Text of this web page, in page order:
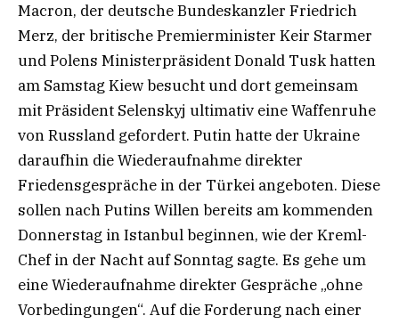
Macron, der deutsche Bundeskanzler Friedrich
Merz, der britische Premierminister Keir Starmer
und Polens Ministerpräsident Donald Tusk hatten
am Samstag Kiew besucht und dort gemeinsam
mit Präsident Selenskyj ultimativ eine Waffenruhe
von Russland gefordert. Putin hatte der Ukraine
daraufhin die Wiederaufnahme direkter
Friedensgespräche in der Türkei angeboten. Diese
sollen nach Putins Willen bereits am kommenden
Donnerstag in Istanbul beginnen, wie der Kreml-
Chef in der Nacht auf Sonntag sagte. Es gehe um
eine Wiederaufnahme direkter Gespräche „ohne
Vorbedingungen“. Auf die Forderung nach einer